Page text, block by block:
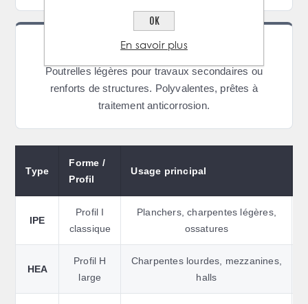
IPN — Profil normal
Poutrelles légères pour travaux secondaires ou
renforts de structures. Polyvalentes, prêtes à
traitement anticorrosion.
Type
Forme /
Profil
Usage principal
IPE
Profil I
classique
Planchers, charpentes légères,
ossatures
HEA
Profil H
large
Charpentes lourdes, mezzanines,
halls
OK
En savoir plus